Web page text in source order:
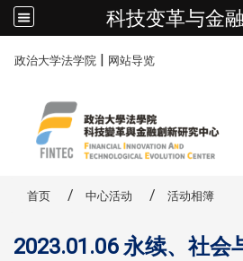
科技变革与金
政治大学法学院 | 网站导览
首页 中心活动 活动相簿
2023.01.06 永续、社会